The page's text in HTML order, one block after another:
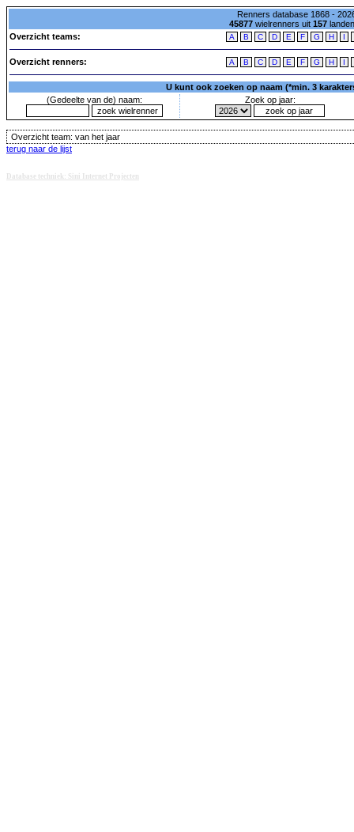
Renners database 1868 -
45877wielrenners uit 157
Overzicht teams:
A B C D E F G H I
Overzicht renners: A B C D E F G H I
U kunt ook zoeken op naam (*min. 3
(Gedeelte van de) naam:
Zoek op jaar:
Overzicht team: van het jaar
terug naar de lijst
Database techniek: Sini Internet Projecten